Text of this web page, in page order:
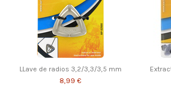
LLave de radios 3,2/3,3/3,5 mm
8,99 €